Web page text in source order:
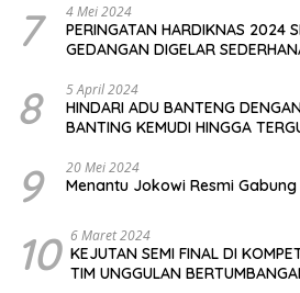
7 4 Mei 2024
PERINGATAN HARDIKNAS 2024
GEDANGAN DIGELAR
8 5 April 2024
HINDARI ADU BANTENG
BANTING KEMUDI HINGGA
9 20 Mei 2024
Menantu Jokowi Resmi
10 6 Maret 2024
KEJUTAN SEMI FINAL DI
TIM UNGGULAN